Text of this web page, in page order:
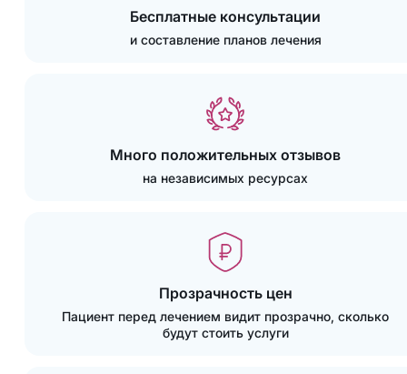
Бесплатные консультации
и составление планов лечения
Много положительных отзывов
на независимых ресурсах
Прозрачность цен
Пациент перед лечением видит прозрачно, сколько
будут стоить услуги